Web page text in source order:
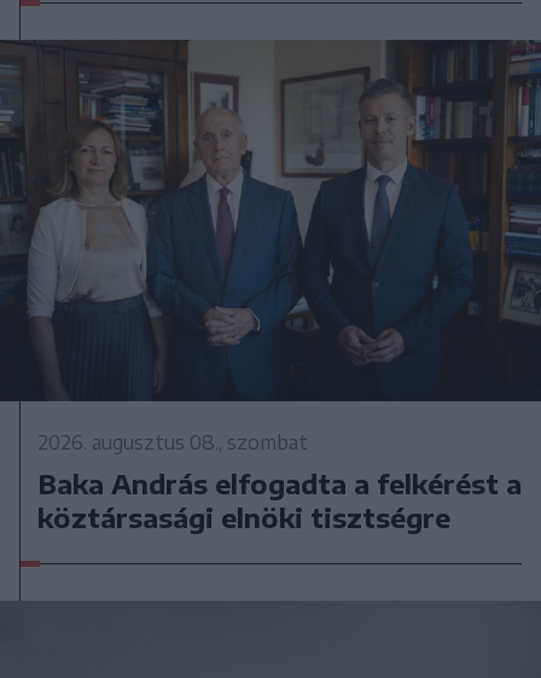
2026. augusztus 08., szombat
Baka András elfogadta a felkérést a
köztársasági elnöki tisztségre